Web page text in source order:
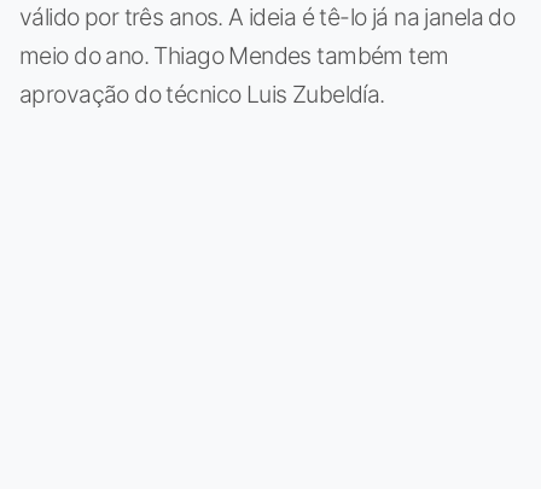
válido por três anos. A ideia é tê-lo já na janela do
meio do ano. Thiago Mendes também tem
aprovação do técnico Luis Zubeldía.